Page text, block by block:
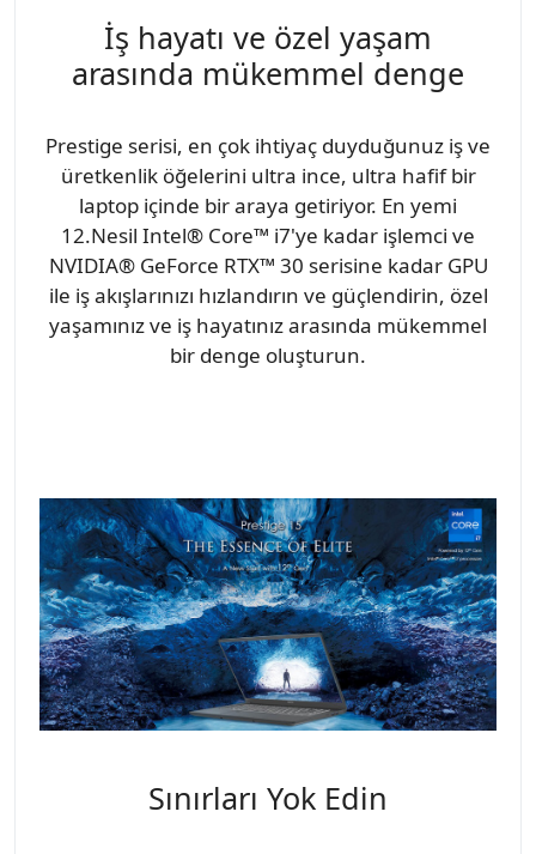
İş hayatı ve özel yaşam
arasında mükemmel denge
Prestige serisi, en çok ihtiyaç duyduğunuz iş ve
üretkenlik öğelerini ultra ince, ultra hafif bir
laptop içinde bir araya getiriyor. En yemi
12.Nesil Intel® Core™ i7'ye kadar işlemci ve
NVIDIA® GeForce RTX™ 30 serisine kadar GPU
ile iş akışlarınızı hızlandırın ve güçlendirin, özel
yaşamınız ve iş hayatınız arasında mükemmel
bir denge oluşturun.
Sınırları Yok Edin